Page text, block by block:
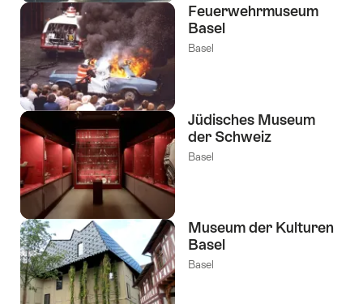
Feuerwehrmuseum
Basel
Basel
Jüdisches Museum
der Schweiz
Basel
Museum der Kulturen
Basel
Basel